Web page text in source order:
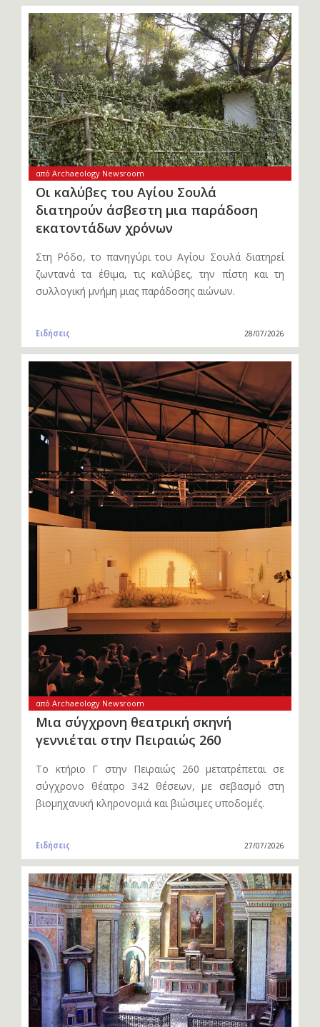
από Archaeology Newsroom
Οι καλύβες του Αγίου Σουλά
διατηρούν άσβεστη μια παράδοση
εκατοντάδων χρόνων
Στη Ρόδο, το πανηγύρι του Αγίου Σουλά διατηρεί
ζωντανά τα έθιμα, τις καλύβες, την πίστη και τη
συλλογική μνήμη μιας παράδοσης αιώνων.
Ειδήσεις 28/07/2026
από Archaeology Newsroom
Μια σύγχρονη θεατρική σκηνή
γεννιέται στην Πειραιώς 260
Το κτήριο Γ στην Πειραιώς 260 μετατρέπεται σε
σύγχρονο θέατρο 342 θέσεων, με σεβασμό στη
βιομηχανική κληρονομιά και βιώσιμες υποδομές.
Ειδήσεις 27/07/2026